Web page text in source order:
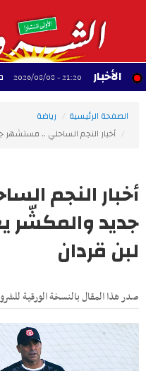
الأخبار
21:20 - 2026/08/08 معرض
الصفحة الرئيسية
رياضة
أخبار النجم الساحلي ..
أخبار النجم
جديد
لبن قردان
صدر هذا المقال بالنسخة الورقية للشروق -